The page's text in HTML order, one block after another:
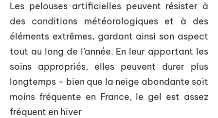
Les pelouses artificielles peuvent résister à
des conditions météorologiques et à des
éléments extrêmes, gardant ainsi son aspect
tout au long de l’année. En leur apportant les
soins appropriés, elles peuvent durer plus
longtemps – bien que la neige abondante soit
moins fréquente en France, le gel est assez
fréquent en hiver